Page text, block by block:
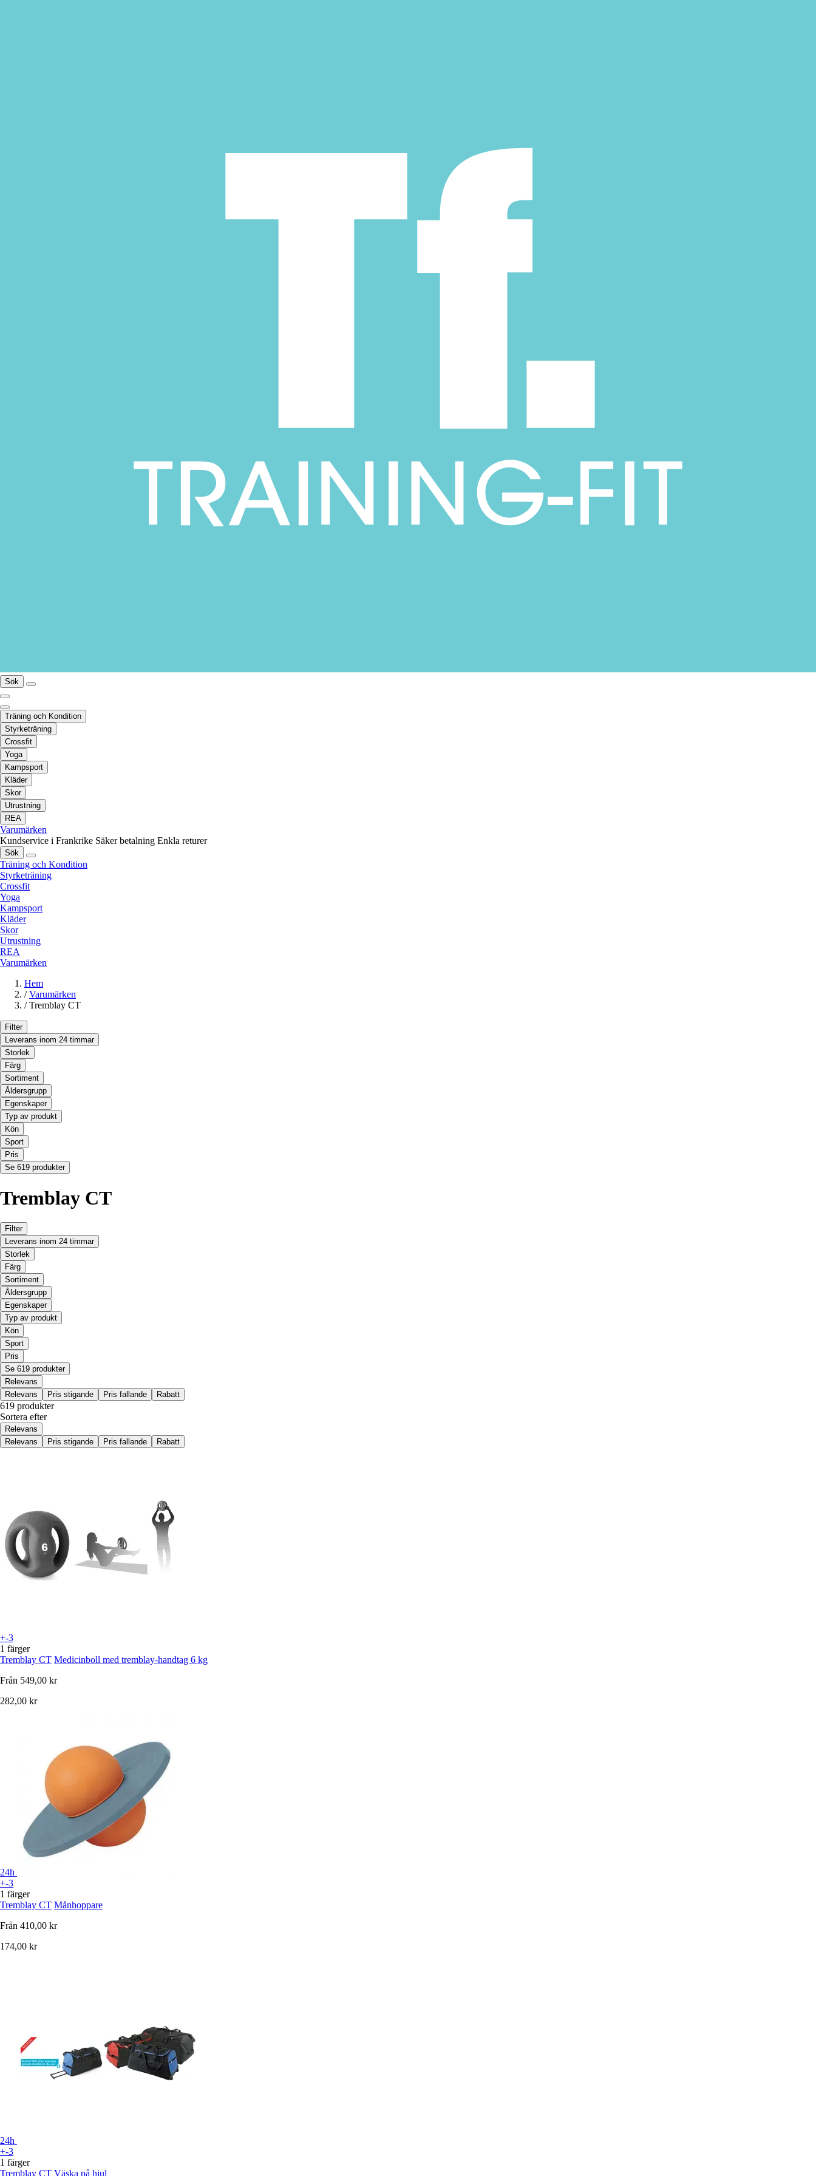
Sök
Träning och Kondition
Styrketräning
Crossfit
Yoga
Kampsport
Kläder
Skor
Utrustning
REA
Varumärken
Kundservice i Frankrike Säker betalning Enkla returer
Sök
Träning och Kondition
Styrketräning
Crossfit
Yoga
Kampsport
Kläder
Skor
Utrustning
REA
Varumärken
Hem
/ Varumärken
/ Tremblay CT
Filter
Leverans inom 24 timmar
Storlek
Färg
Sortiment
Åldersgrupp
Egenskaper
Typ av produkt
Kön
Sport
Pris
Se 619 produkter
Tremblay CT
Filter
Leverans inom 24 timmar
Storlek
Färg
Sortiment
Åldersgrupp
Egenskaper
Typ av produkt
Kön
Sport
Pris
Se 619 produkter
Relevans
Relevans
Pris stigande Pris fallande Rabatt
619 produkter
Sortera efter
Relevans
Relevans
Pris stigande Pris fallande Rabatt
+-3
1 färger
Tremblay CT Medicinboll med tremblay-handtag 6 kg
Från 549,00 kr
282,00 kr
24h
+-3
1 färger
Tremblay CT Månhoppare
Från 410,00 kr
174,00 kr
24h
+-3
1 färger
Tremblay CT Väska på hjul